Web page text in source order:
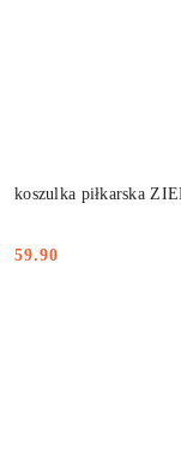
koszulka piłkarska
Cena:
59.90